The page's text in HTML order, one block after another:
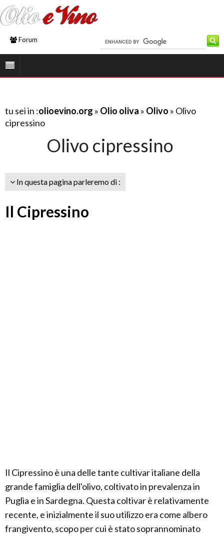
Forum
tu sei in :olioevino.org » Olio oliva » Olivo » Olivo
cipressino
Olivo cipressino
In questa pagina parleremo di :
Il Cipressino
Il Cipressino è una delle tante cultivar italiane della
grande famiglia dell'olivo, coltivato in prevalenza in
Puglia e in Sardegna. Questa coltivar è relativamente
recente, e inizialmente il suo utilizzo era come albero
frangivento, scopo per cui è stato soprannominato